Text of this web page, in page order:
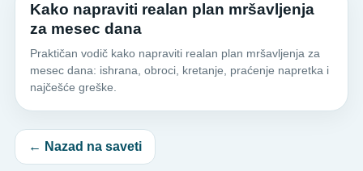
Kako napraviti realan plan mršavljenja
za mesec dana
Praktičan vodič kako napraviti realan plan mršavljenja za
mesec dana: ishrana, obroci, kretanje, praćenje napretka i
najčešće greške.
← Nazad na saveti